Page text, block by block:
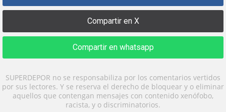
Compartir en X
Compartir en whatsapp
SUPERDEPOR no se responsabiliza por los comentarios vertidos
por sus lectores. Y se reserva el derecho de bloquear y o eliminar
aquellos que contengan mensajes con contenido xenófobo,
racista, y o discriminatorios.